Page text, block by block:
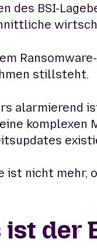
des BSI-
stillsteht.
alarmierend
komplexen
ist nicht mehr,
ist der